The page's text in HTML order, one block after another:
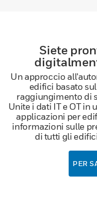
Siete
Un approccio
edifici basato
raggiungimento di
Unite i dati IT e OT in
applicazioni per
informazioni sulle
di tutti gli
PER